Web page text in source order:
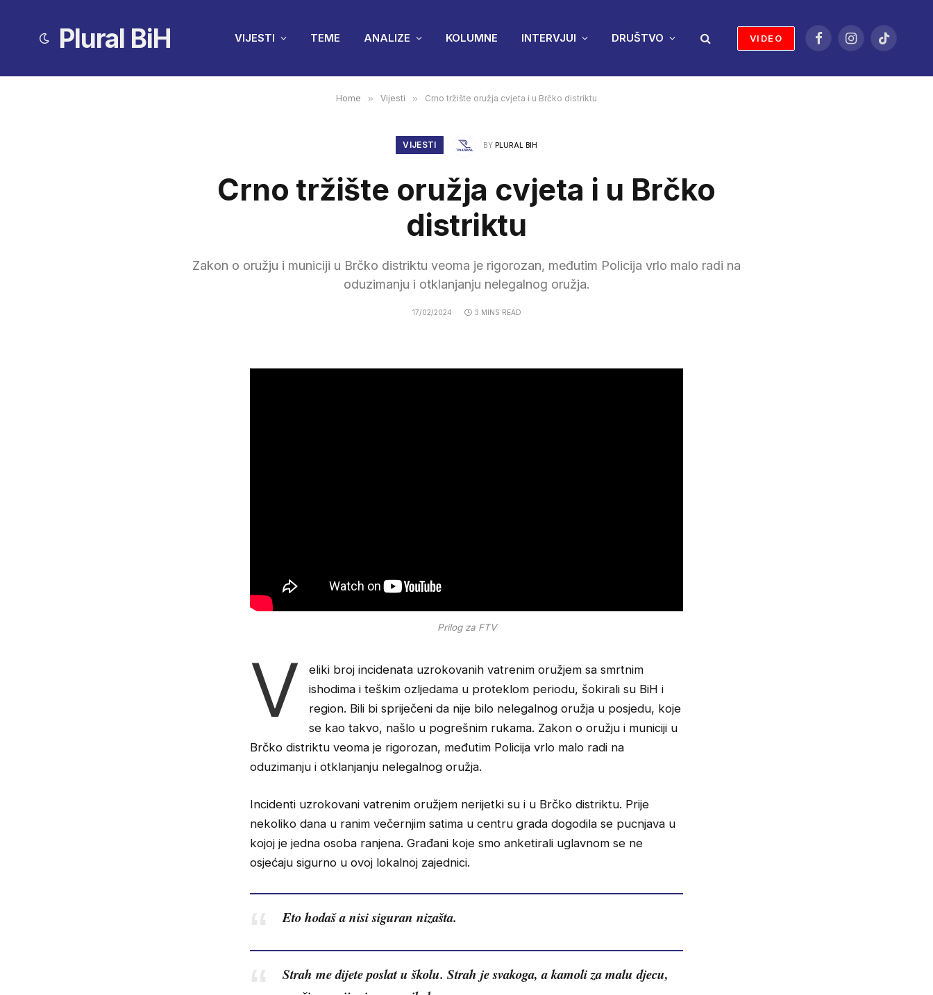
Plural BiH VIJESTI TEME ANALIZE KOLUMNE INTERVJUI DRUŠTVO VIDEO
FacebookInstagramTikTok
Home » Vijesti » Crno tržište oružja cvjeta i u Brčko distriktu
VIJESTI BY PLURAL BIH
Crno tržište oružja cvjeta i u Brčko
distriktu
Zakon o oružju i municiji u Brčko distriktu veoma je rigorozan, međutim Policija vrlo malo radi na
oduzimanju i otklanjanju nelegalnog oružja.
17/02/2024 3 MINS READ
Prilog za FTV
V
eliki broj incidenata uzrokovanih vatrenim oružjem sa smrtnim
ishodima i teškim ozljedama u proteklom periodu, šokirali su BiH i
region. Bili bi spriječeni da nije bilo nelegalnog oružja u posjedu, koje
se kao takvo, našlo u pogrešnim rukama. Zakon o oružju i municiji u
Brčko distriktu veoma je rigorozan, međutim Policija vrlo malo radi na
oduzimanju i otklanjanju nelegalnog oružja.
Incidenti uzrokovani vatrenim oružjem nerijetki su i u Brčko distriktu. Prije
nekoliko dana u ranim večernjim satima u centru grada dogodila se pucnjava u
kojoj je jedna osoba ranjena. Građani koje smo anketirali uglavnom se ne
osjećaju sigurno u ovoj lokalnoj zajednici.
Eto hodaš a nisi siguran nizašta.
Strah me dijete poslat u školu. Strah je svakoga, a kamoli za malu djecu,